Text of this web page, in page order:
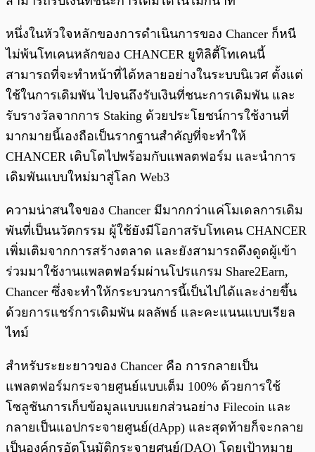
หนึ่งในหัวใจหลักของการดำเนินการของ Chancer ก็หนี
ไม่พ้นโทเคนหลักของ CHANCER ยูทิลิตี้โทเคนนี้
สามารถที่จะทำหน้าที่ได้หลายอย่างในระบบนิเวศ ตั้งแต่
ใช้ในการเดิมพัน ไปจนถึงรับเงินที่ชนะการเดิมพัน และ
รับรางวัลจากการ Staking ด้วยประโยชน์การใช้งานที่
มากมายนี้เองถือเป็นรากฐานสำคัญที่จะทำให้
CHANCER เติบโตไปพร้อมกับแพลตฟอร์ม และนำการ
เดิมพันแบบใหม่มาสู่โลก Web3
ความน่าสนใจของ Chancer มีมากกว่าแค่โมเดลการเดิม
พันที่เป็นนวัตกรรม ผู้ใช้ยังมีโอกาสรับโทเคน CHANCER
เพิ่มเติมจากการสร้างตลาด และยังสามารถดึงดูดผู้เข้า
ร่วมมาใช้งานแพลตฟอร์มผ่านโปรแกรม Share2Earn,
Chancer ซึ่งจะทำให้กระบวนการนี้เป็นไปได้และง่ายขึ้น
ด้วยการแชร์การเดิมพัน ผลลัพธ์ และคะแนนแบบเรียล
ไทม์
สำหรับระยะยาวของ Chancer คือ การกลายเป็น
แพลตฟอร์มกระจายศูนย์แบบเต็ม 100% ด้วยการใช้
โซลูชันการเก็บข้อมูลแบบแยกส่วนอย่าง Filecoin และ
กลายเป็นแอปกระจายศูนย์(dApp) และสุดท้ายก็จะกลาย
เป็นองค์กรอัตโนมัติกระจายศูนย์(DAO) โดยเป้าหมาย